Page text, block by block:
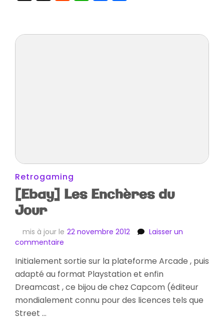
Retrogaming
[Ebay] Les Enchères du
Jour
mis à jour le 22 novembre 2012
Laisser un
commentaire
Les
Enchères
du
Initialement sortie sur la plateforme Arcade , puis
adapté au format Playstation et enfin
Dreamcast , ce bijou de chez Capcom (éditeur
mondialement connu pour des licences tels que
Street …